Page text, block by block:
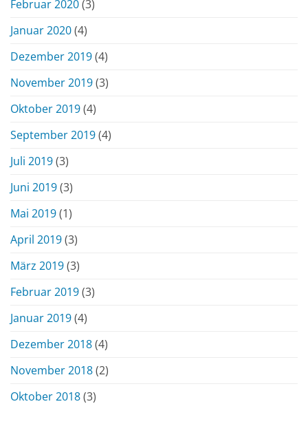
Februar 2020(3)
Januar 2020(4)
Dezember 2019(4)
November 2019(3)
Oktober 2019(4)
September 2019(4)
Juli 2019(3)
Juni 2019(3)
Mai 2019(1)
April 2019(3)
März 2019(3)
Februar 2019(3)
Januar 2019(4)
Dezember 2018(4)
November 2018(2)
Oktober 2018(3)